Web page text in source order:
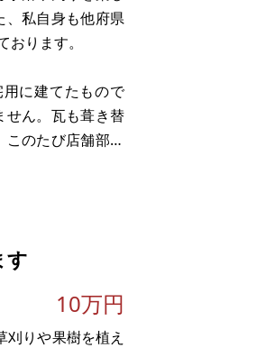
、私自身も他府県
ります。
に建てたもので
せん。瓦も葺き替
のたび店舗部分
す
10万円
りや果樹を植え